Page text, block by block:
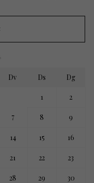
Dv Ds Dg
1 2
7 8 9
14 15 16
21 22 23
28 29 30